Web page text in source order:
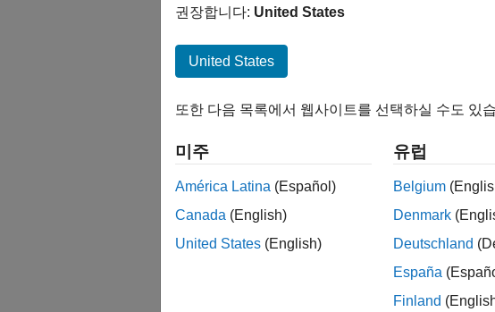
권장합니다: United States
United States
또한 다음 목록에서 웹사이트를 선택하실 수도 있
미주
América Latina (Español)
Canada (English)
United States (English)
유럽
Belgium
Denmark
Deutschland
España
Finland